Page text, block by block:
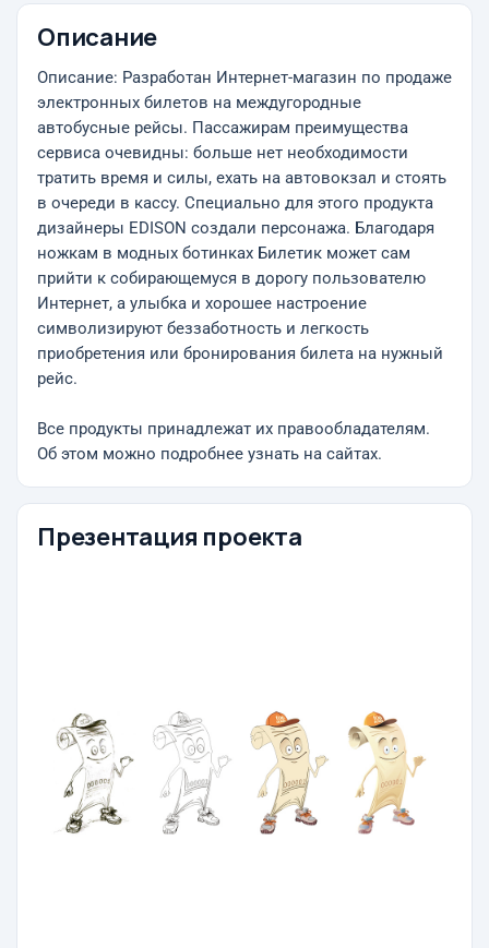
Описание
Описание: Разработан Интернет-магазин по продаже
электронных билетов на междугородные
автобусные рейсы. Пассажирам преимущества
сервиса очевидны: больше нет необходимости
тратить время и силы, ехать на автовокзал и стоять
в очереди в кассу. Специально для этого продукта
дизайнеры EDISON создали персонажа. Благодаря
ножкам в модных ботинках Билетик может сам
прийти к собирающемуся в дорогу пользователю
Интернет, а улыбка и хорошее настроение
символизируют беззаботность и легкость
приобретения или бронирования билета на нужный
рейс.
Все продукты принадлежат их правообладателям.
Об этом можно подробнее узнать на сайтах.
Презентация проекта